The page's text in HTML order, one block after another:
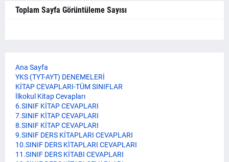
Toplam Sayfa Görüntüleme Sayısı
Ana Sayfa
YKS (TYT-AYT) DENEMELERİ
KİTAP CEVAPLARI-TÜM SINIFLAR
İlkokul Kitap Cevapları
6.SINIF KİTAP CEVAPLARI
7.SINIF KİTAP CEVAPLARI
8.SINIF KİTAP CEVAPLARI
9.SINIF DERS KİTAPLARI CEVAPLARI
10.SINIF DERS KİTAPLARI CEVAPLARI
11.SINIF DERS KİTABI CEVAPLARI